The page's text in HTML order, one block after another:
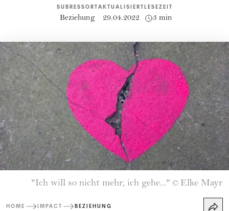
SUBRESSORT
Beziehung
AKTUALISIERT
29.04.2022
LESEZEIT
3 min
"Ich will so nicht mehr, ich gehe..." © Elke Mayr
HOME IMPACT BEZIEHUNG